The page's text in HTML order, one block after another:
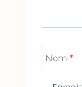
Nom *